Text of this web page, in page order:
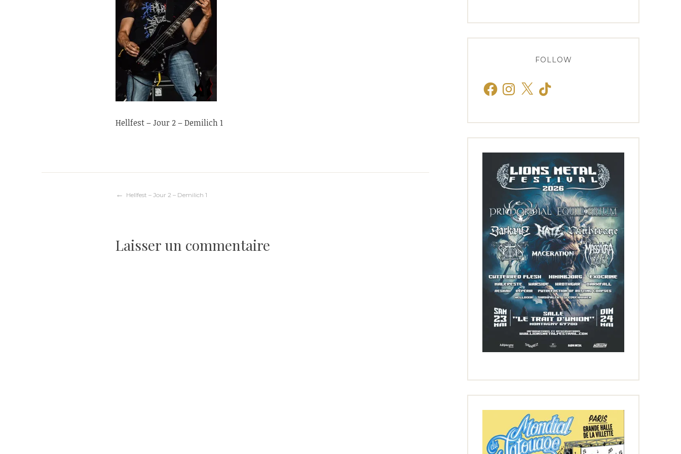
Hellfest – Jour 2 – Demilich 1
Navigation
l’article
Hellfest – Jour 2 – Demilich 1
Laisser un commentaire
FOLLOW
FacebookInstagram
X TikTok